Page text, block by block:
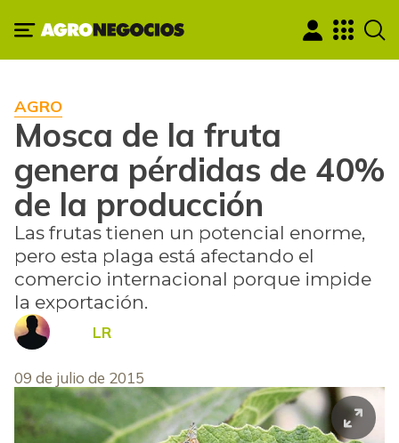
AGRO
Mosca de la fruta
genera pérdidas de 40%
de la producción
Las frutas tienen un potencial enorme,
pero esta plaga está afectando el
comercio internacional porque impide
la exportación.
LR
09 de julio de 2015